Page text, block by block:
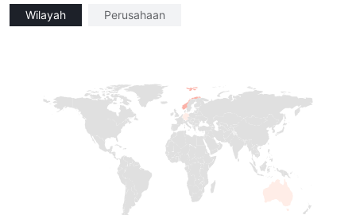
Wilayah Perusahaan